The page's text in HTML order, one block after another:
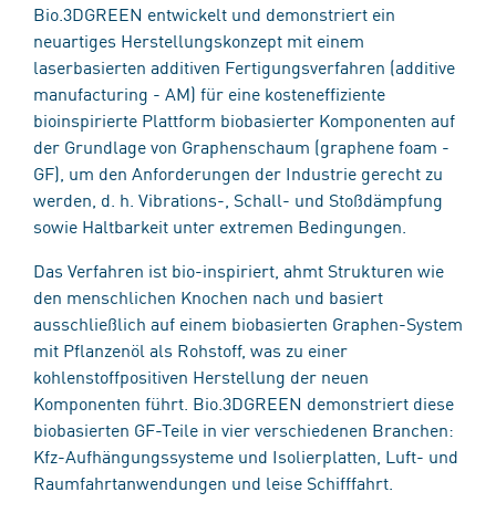
Bio.3DGREEN entwickelt und demonstriert ein
neuartiges Herstellungskonzept mit einem
laserbasierten additiven Fertigungsverfahren (additive
manufacturing - AM) für eine kosteneffiziente
bioinspirierte Plattform biobasierter Komponenten auf
der Grundlage von Graphenschaum (graphene foam -
GF), um den Anforderungen der Industrie gerecht zu
werden, d. h. Vibrations-, Schall- und Stoßdämpfung
sowie Haltbarkeit unter extremen Bedingungen.
Das Verfahren ist bio-inspiriert, ahmt Strukturen wie
den menschlichen Knochen nach und basiert
ausschließlich auf einem biobasierten Graphen-System
mit Pflanzenöl als Rohstoff, was zu einer
kohlenstoffpositiven Herstellung der neuen
Komponenten führt. Bio.3DGREEN demonstriert diese
biobasierten GF-Teile in vier verschiedenen Branchen:
Kfz-Aufhängungssysteme und Isolierplatten, Luft- und
Raumfahrtanwendungen und leise Schifffahrt.